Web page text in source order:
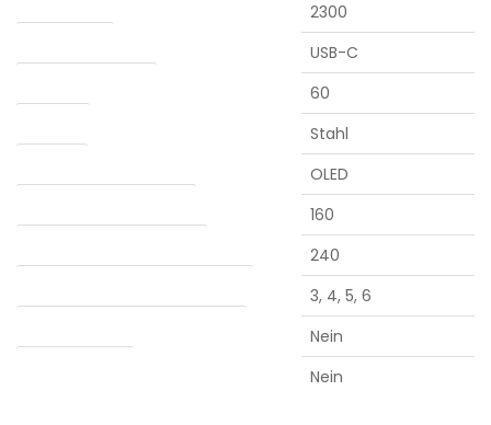
2300
USB-C
60
Stahl
OLED
160
240
3, 4, 5, 6
Nein
Nein